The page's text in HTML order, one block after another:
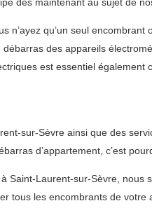
dès maintenant au sujet de
n’ayez qu’un seul
débarras des appareils
est essentiel
sur-Sèvre ainsi que des
d’appartement, c’est
Laurent-sur-Sèvre,
tous les encombrants de